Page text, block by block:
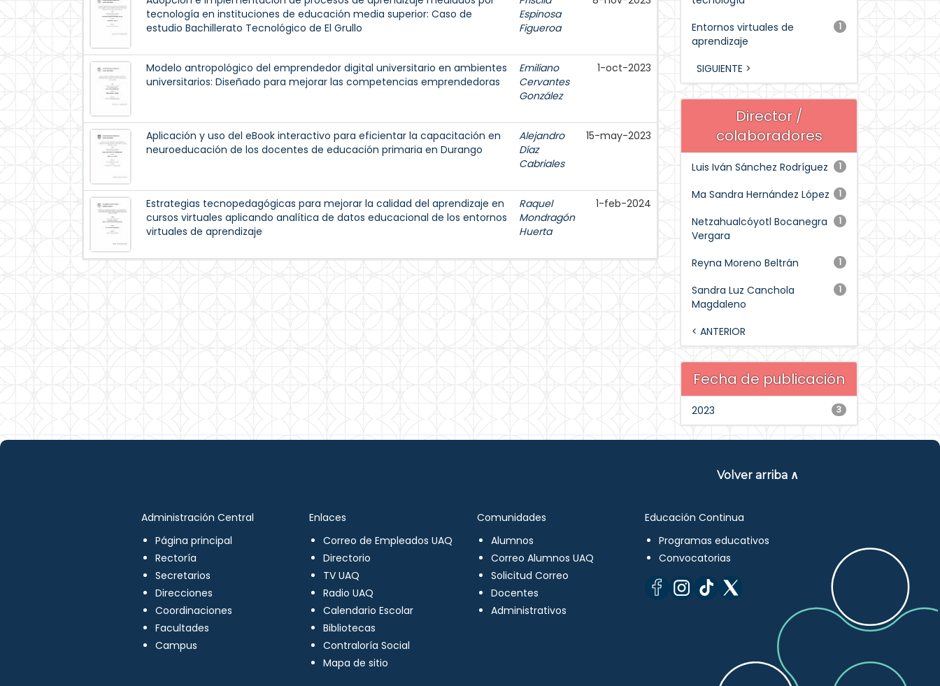
tecnología en instituciones de educación media superior: Caso de
estudio Bachillerato Tecnológico de El Grullo
Espinosa
Figueroa
Modelo antropológico del emprendedor digital universitario en ambientes
universitarios: Diseñado para mejorar las competencias emprendedoras
Emiliano
Cervantes
González
1-oct-2023
Aplicación y uso del eBook interactivo para eficientar la capacitación en
neuroeducación de los docentes de educación primaria en Durango
Alejandro
Díaz
Cabriales
15-may-2023
Estrategias tecnopedagógicas para mejorar la calidad del aprendizaje en
cursos virtuales aplicando analítica de datos educacional de los entornos
virtuales de aprendizaje
Raquel
Mondragón
Huerta
1-feb-2024
1
Entornos virtuales de
aprendizaje
SIGUIENTE >
Director /
colaboradores
1
Luis Iván Sánchez Rodríguez
1
Ma Sandra Hernández López
1
Netzahualcóyotl Bocanegra
Vergara
1
Reyna Moreno Beltrán
1
Sandra Luz Canchola
Magdaleno
< ANTERIOR
Fecha de publicación
3
2023
Volver arriba ∧
Administración Central
Página principal
Rectoría
Secretarios
Direcciones
Coordinaciones
Facultades
Campus
Enlaces
Correo de Empleados UAQ
Directorio
TV UAQ
Radio UAQ
Calendario Escolar
Bibliotecas
Contraloría Social
Mapa de sitio
Comunidades
Alumnos
Correo Alumnos UAQ
Solicitud Correo
Docentes
Administrativos
Educación Continua
Programas educativos
Convocatorias